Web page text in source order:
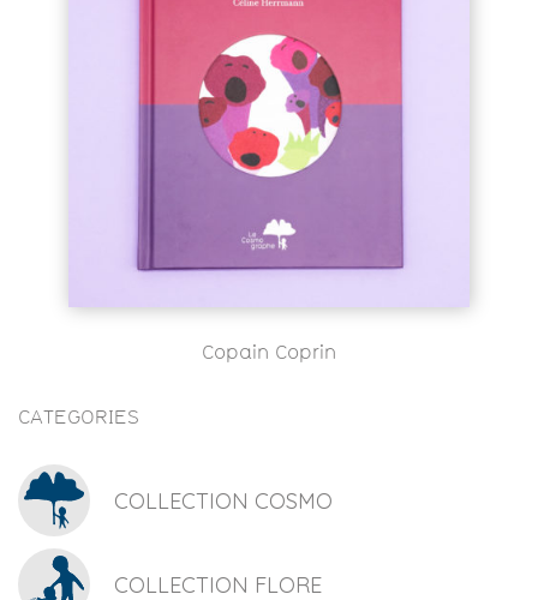
Copain Coprin
CATEGORIES
COLLECTION COSMO
COLLECTION FLORE